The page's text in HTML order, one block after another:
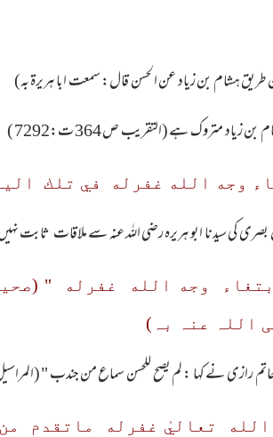
متروک ہے (التقریب ص 364 ت:7292 )
کی سیدنا ابو ہریرہ رضی اللہ عنہ سے ملاقات
اللہ عنہ بہ)
: لم يصح للحسن سماع من جندب " (المراسيل ص٤٢) نیز دیکھئے حدیث
تعاليٰ غفرله ماتقدم